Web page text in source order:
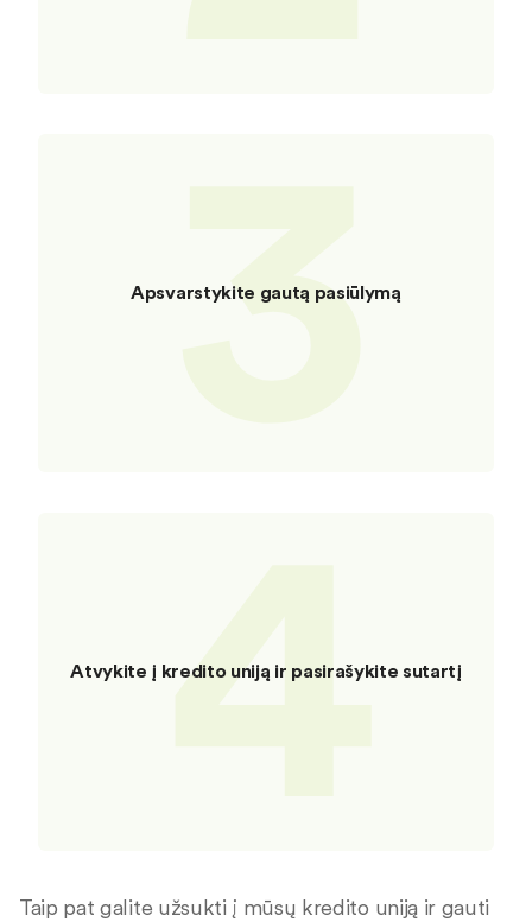
3
Apsvarstykite gautą pasiūlymą
4
Atvykite į kredito uniją ir pasirašykite sutartį
Taip pat galite užsukti į mūsų kredito uniją ir gauti